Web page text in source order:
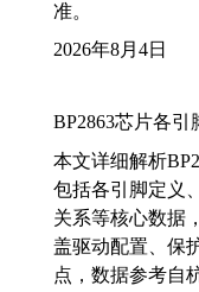
准。
2026年8月4日
BP2863芯片各引
本文详细解析
包括各引脚定义
关系等核心数据
盖驱动配置、保
点，数据参考自